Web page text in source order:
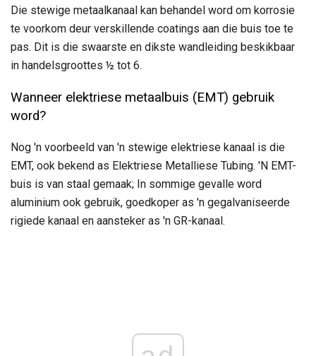
Die stewige metaalkanaal kan behandel word om korrosie
te voorkom deur verskillende coatings aan die buis toe te
pas. Dit is die swaarste en dikste wandleiding beskikbaar
in handelsgroottes ½ tot 6.
Wanneer elektriese metaalbuis (EMT) gebruik
word?
Nog 'n voorbeeld van 'n stewige elektriese kanaal is die
EMT, ook bekend as Elektriese Metalliese Tubing. 'N EMT-
buis is van staal gemaak; In sommige gevalle word
aluminium ook gebruik, goedkoper as 'n gegalvaniseerde
rigiede kanaal en aansteker as 'n GR-kanaal.